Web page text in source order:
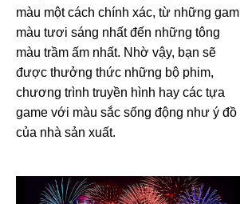
màu một cách chính xác, từ những gam
màu tươi sáng nhất đến những tông
màu trầm ấm nhất. Nhờ vậy, bạn sẽ
được thưởng thức những bộ phim,
chương trình truyền hình hay các tựa
game với màu sắc sống động như ý đồ
của nhà sản xuất.